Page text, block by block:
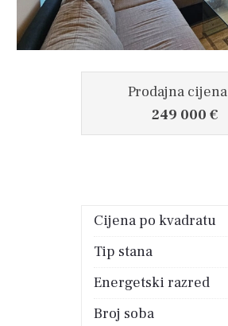
Prodajna cijena
249 000 €
Cijena po kvadratu
Tip stana
Energetski razred
Broj soba